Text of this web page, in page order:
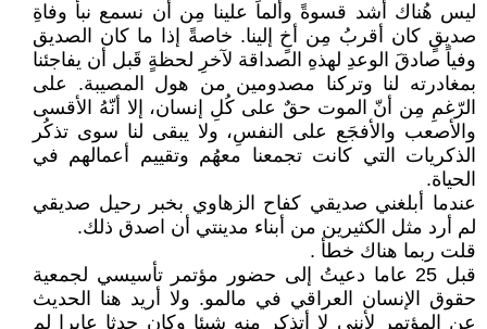
ليس هُناك أشد قسوةً وألماً علينا مِن أن نسمع نبأ وفاةِ
صديقٍ كان أقربُ مِن أخٍ إلينا. خاصةً إذا ما كان الصديق
وفياً صادقَ الوعدِ لهذهِ الصداقة لآخرِ لحظةٍ قَبل أن يفاجئنا
بمغادرته لنا وتركنا مصدومين من هول المصيبة. على
الرّغمِ مِن أنّ الموت حقٌ على كُلِ إنسان، إلا أنّهُ الأقسى
والأصعب والأفجَع على النفسِ، ولا يبقى لنا سوى تذكُر
الذكريات التي كانت تجمعنا معهُم وتقييم أعمالهم في
الحياة.
عندما أبلغني صديقي كفاح الزهاوي بخبر رحيل صديقي
لم أرد مثل الكثيرين من أبناء مدينتي أن اصدق ذلك.
قلت ربما هناك خطأ .
قبل 25 عاما دعيتُ إلى حضور مؤتمر تأسيسي لجمعية
حقوق الإنسان العراقي في مالمو. ولا أريد هنا الحديث
عن المؤتمر لأنني لا أتذكر منه شيئا وكان حدثا عابرا لم